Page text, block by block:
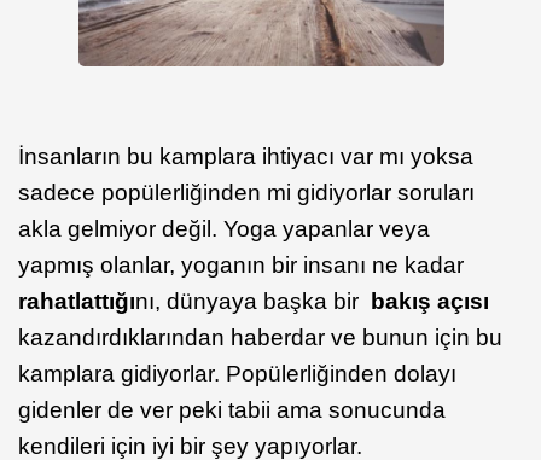
İnsanların bu kamplara ihtiyacı var mı yoksa
sadece popülerliğinden mi gidiyorlar soruları
akla gelmiyor değil. Yoga yapanlar veya
yapmış olanlar, yoganın bir insanı ne kadar
rahatlattığını, dünyaya başka bir bakış açısı
kazandırdıklarından haberdar ve bunun için bu
kamplara gidiyorlar. Popülerliğinden dolayı
gidenler de ver peki tabii ama sonucunda
kendileri için iyi bir şey yapıyorlar.